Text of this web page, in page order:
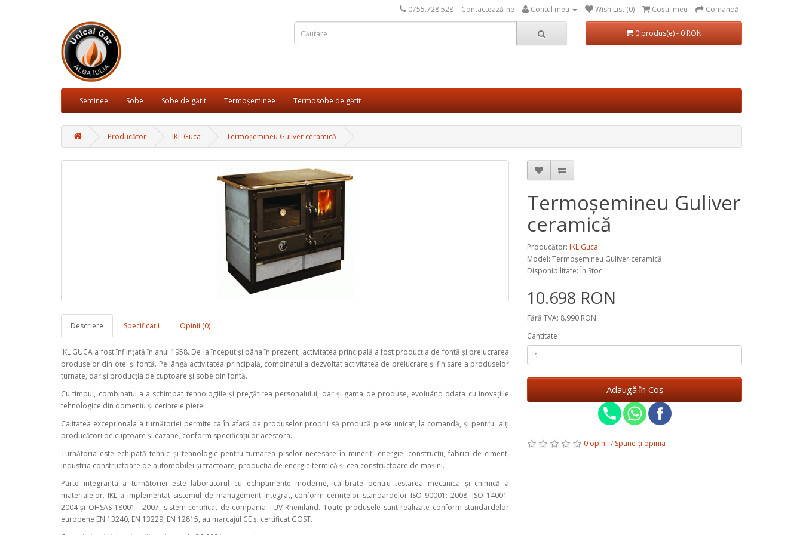
0755.728.528 Contactează-ne Contul meu Wish List (0) Coşul meu Comandă
0 produs(e) - 0 RON
Seminee Sobe Sobe de gătit Termoșeminee Termosobe de gătit
Producător IKL Guca Termoșemineu Guliver ceramică
Descriere Specificaţii Opinii (0)
IKL GUCA a fost înființată în anul 1958. De la început și pâna în prezent, activitatea principală a fost producția de fontă și prelucrarea
produselor din oțel și fontă. Pe lângă activitatea principală, combinatul a dezvoltat activitatea de prelucrare și finisare a produselor
turnate, dar și producția de cuptoare și sobe din fontă.
Cu timpul, combinatul a a schimbat tehnologiile și pregătirea personalului, dar și gama de produse, evoluând odata cu inovațiile
tehnologice din domeniu și cerințele pieței.
Calitatea excepționala a turnătoriei permite ca în afară de produselor proprii să producă piese unicat, la comandă, și pentru alți
producători de cuptoare și cazane, conform specificațiilor acestora.
Turnătoria este echipată tehnic și tehnologic pentru turnarea piselor necesare în minerit, energie, construcții, fabrici de ciment,
industria constructoare de automobilei și tractoare, producția de energie termică și cea constructoare de mașini.
Parte integranta a turnătoriei este laboratorul cu echipamente moderne, calibrate pentru testarea mecanica și chimică a
materialelor. IKL a implementat sistemul de management integrat, conform cerințelor standardelor ISO 90001: 2008; ISO 14001:
2004 și OHSAS 18001 : 2007, sistem certificat de compania TUV Rheinland. Toate produsele sunt realizate conform standardelor
europene EN 13240, EN 13229, EN 12815, au marcajul CE și certificat GOST.
Termoșemineu Guliver
ceramică
Producător: IKL Guca
Model: Termoșemineu Guliver ceramică
Disponibilitate: În Stoc
10.698 RON
Fără TVA: 8.990 RON
Cantitate
Adaugă în Coş
0 opinii / Spune-ţi opinia